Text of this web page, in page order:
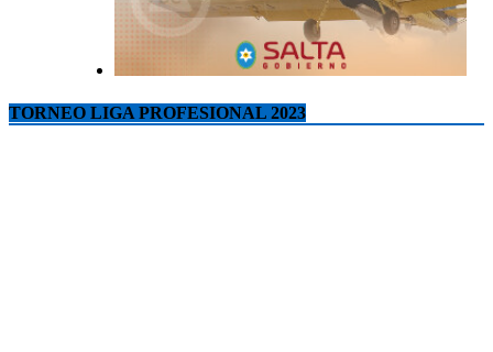
TORNEO LIGA PROFESIONAL 2023